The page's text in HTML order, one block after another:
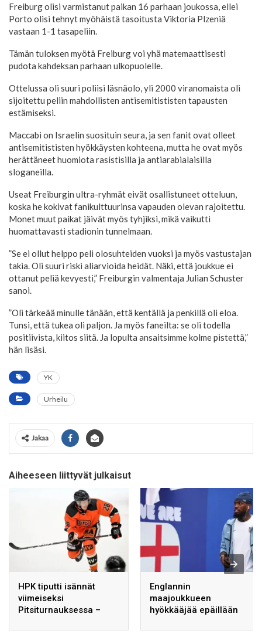
Freiburg olisi varmistanut paikan 16 parhaan joukossa, ellei
Porto olisi tehnyt myöhäistä tasoitusta Viktoria Plzeniä
vastaan 1-1 tasapeliin.
Tämän tuloksen myötä Freiburg voi yhä matemaattisesti
pudota kahdeksan parhaan ulkopuolelle.
Ottelussa oli suuri poliisi läsnäolo, yli 2000 viranomaista oli
sijoitettu peliin mahdollisten antisemitististen tapausten
estämiseksi.
Maccabi on Israelin suosituin seura, ja sen fanit ovat olleet
antisemitististen hyökkäysten kohteena, mutta he ovat myös
herättäneet huomiota rasistisilla ja antiarabialaisilla
sloganeilla.
Useat Freiburgin ultra-ryhmät eivät osallistuneet otteluun,
koska he kokivat fanikulttuurinsa vapauden olevan rajoitettu.
Monet muut paikat jäivät myös tyhjiksi, mikä vaikutti
huomattavasti stadionin tunnelmaan.
”Se ei ollut helppo peli olosuhteiden vuoksi ja myös vastustajan
takia. Oli suuri riski aliarvioida heidät. Näki, että joukkue ei
ottanut peliä kevyesti,” Freiburgin valmentaja Julian Schuster
sanoi.
”Oli tärkeää minulle tänään, että kentällä ja penkillä oli eloa.
Tunsi, että tukea oli paljon. Ja myös faneilta: se oli todella
positiivista, kiitos siitä. Ja lopulta ansaitsimme kolme pistettä,”
hän lisäsi.
YK
Urheilu
Jakaa
Aiheeseen liittyvät julkaisut
HPK tiputti isännät
viimeiseksi
Pitsiturnauksessa –
Englannin
maajoukkueen
hyökkääjää epäillään